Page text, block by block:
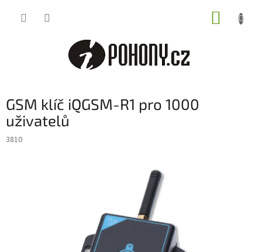
GSM klíč iQGSM-R1 pro 1000
uživatelů
3810